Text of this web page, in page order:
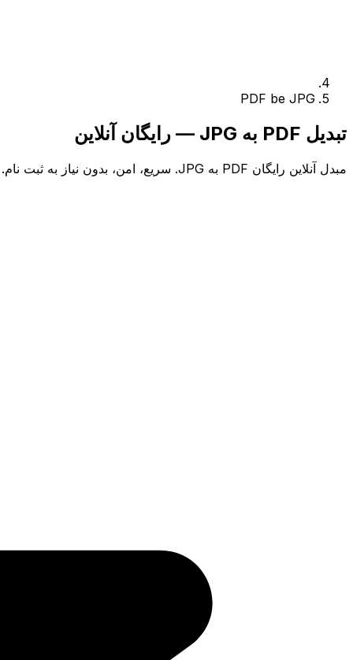
PDF be JPG
تبدیل PDF به JPG — رایگان آنلاین
مبدل آنلاین رایگان PDF به JPG. سریع، امن، بدون نیاز به ثبت نام.